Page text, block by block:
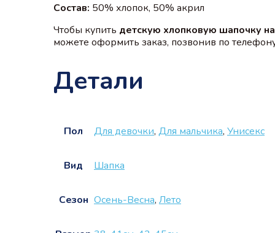
Состав: 50% хлопок, 50% акрил
Чтобы купить детскую хлопковую шапочку на
можете оформить заказ, позвонив по
Детали
Пол Для девочки, Для мальчика, Унисекс
Вид Шапка
Сезон Осень-Весна, Лето